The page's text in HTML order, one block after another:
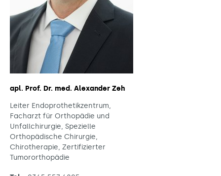
apl. Prof. Dr. med. Alexander Zeh
Leiter Endoprothetikzentrum,
Facharzt für Orthopädie und
Unfallchirurgie, Spezielle
Orthopädische Chirurgie,
Chirotherapie, Zertifizierter
Tumororthopädie